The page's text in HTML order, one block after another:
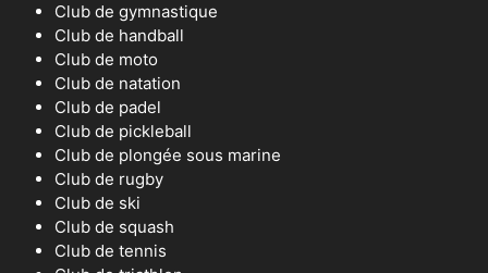
Club de gymnastique
Club de handball
Club de moto
Club de natation
Club de padel
Club de pickleball
Club de plongée sous marine
Club de rugby
Club de ski
Club de squash
Club de tennis